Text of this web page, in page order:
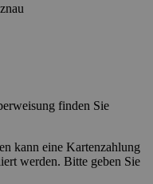
finden Sie
kann eine Kartenzahlung
werden. Bitte geben Sie